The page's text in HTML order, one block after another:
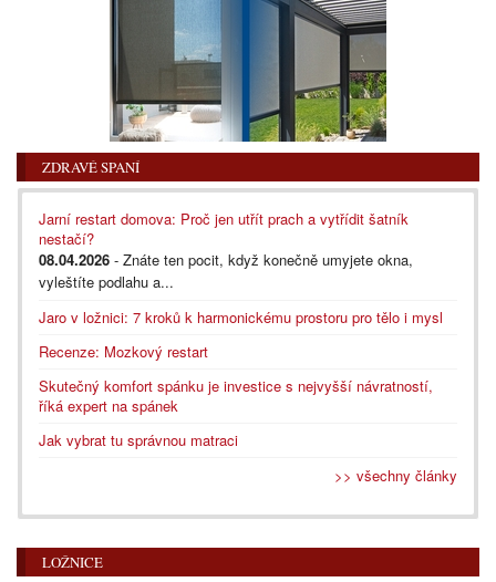
ZDRAVÉ SPANÍ
Jarní restart domova: Proč jen utřít prach a vytřídit šatník
nestačí?
08.04.2026 - Znáte ten pocit, když konečně umyjete okna,
vyleštíte podlahu a...
Jaro v ložnici: 7 kroků k harmonickému prostoru pro tělo i mysl
Recenze: Mozkový restart
Skutečný komfort spánku je investice s nejvyšší návratností,
říká expert na spánek
Jak vybrat tu správnou matraci
>> všechny články
LOŽNICE